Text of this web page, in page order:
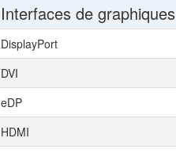
Interfaces de graphiques
DisplayPort
DVI
eDP
HDMI